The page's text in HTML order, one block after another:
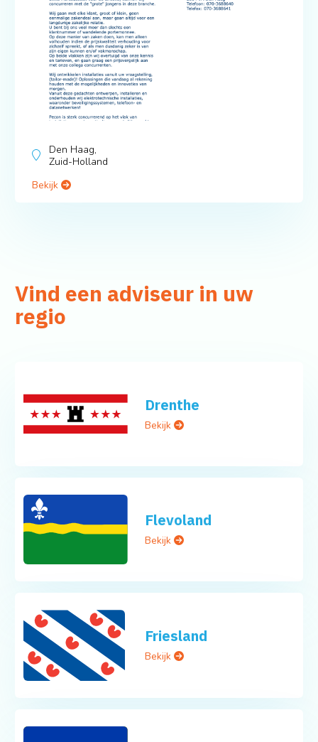
Den Haag,
Zuid-Holland
Bekijk
Vind een adviseur in uw
regio
Drenthe
Bekijk
Flevoland
Bekijk
Friesland
Bekijk